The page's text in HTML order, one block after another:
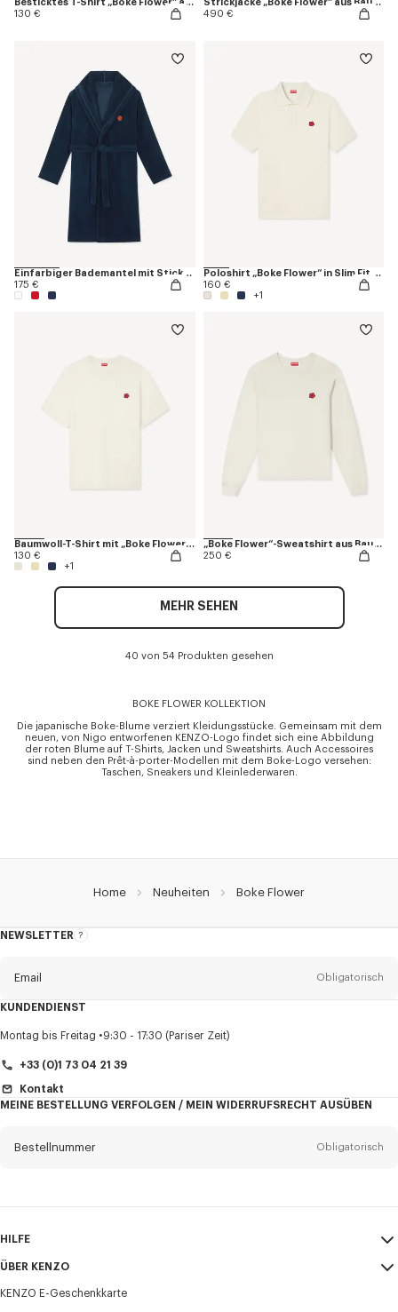
130 €
490 €
Einfarbiger Bademantel mit Stickerei „K Boke“
175 €
Poloshirt „Boke Flower“ in Slim Fit aus Baumwolle
160 €
+1
Baumwoll-T-Shirt mit „Boke Flower“-Stickerei
130 €
+1
„Boke Flower“-Sweatshirt aus Baumwolle
250 €
MEHR SEHEN
40 von 54 Produkten gesehen
BOKE FLOWER KOLLEKTION
Die japanische Boke-Blume verziert Kleidungsstücke. Gemeinsam mit dem
neuen, von Nigo entworfenen KENZO-Logo findet sich eine Abbildung
der roten Blume auf T-Shirts, Jacken und Sweatshirts. Auch Accessoires
sind neben den Prêt-à-porter-Modellen mit dem Boke-Logo versehen:
Taschen, Sneakers und Kleinlederwaren.
Home Neuheiten Boke Flower
NEWSLETTER
Über
Email Obligatorisch
Anrede Obligatorisch
KUNDENDIENST
Montag bis Freitag 9:30 - 17:30 (Pariser Zeit)
+33 (0)1 73 04 21 39
Kontakt
MEINE BESTELLUNG VERFOLGEN / MEIN WIDERRUFSRECHT AUSÜBEN
Bestellnummer Obligatorisch
HILFE
Mein Konto
Größentabelle
ÜBER KENZO
AGB
KENZO E-Geschenkkarte